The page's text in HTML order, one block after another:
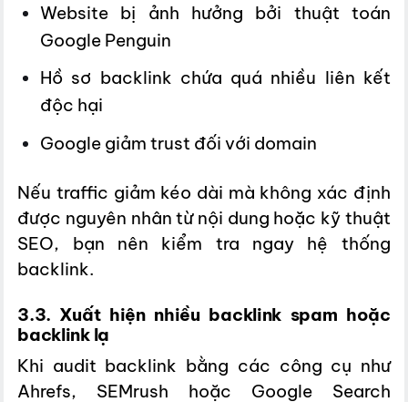
Website bị ảnh hưởng bởi thuật toán
Google Penguin
Hồ sơ backlink chứa quá nhiều liên kết
độc hại
Google giảm trust đối với domain
Nếu traffic giảm kéo dài mà không xác định
được nguyên nhân từ nội dung hoặc kỹ thuật
SEO, bạn nên kiểm tra ngay hệ thống
backlink.
3.3. Xuất hiện nhiều backlink spam hoặc
backlink lạ
Khi audit backlink bằng các công cụ như
Ahrefs, SEMrush hoặc Google Search